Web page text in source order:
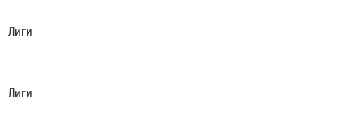
Лиги
Лиги